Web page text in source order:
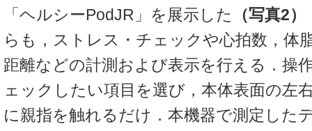
「ヘルシーPodJR」を展示した
（写真2）
らも，ストレス・チェックや心拍数，体
距離などの計測および表示を行える．操
ェックしたい項目を選び，本体表面の左
に親指を触れるだけ．本機器で測定した